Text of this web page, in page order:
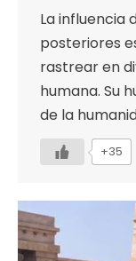
La influencia
posteriores
rastrear en
humana. Su
de la
+35